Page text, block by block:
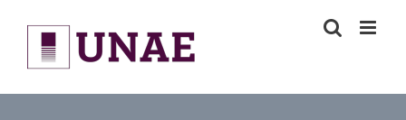
content